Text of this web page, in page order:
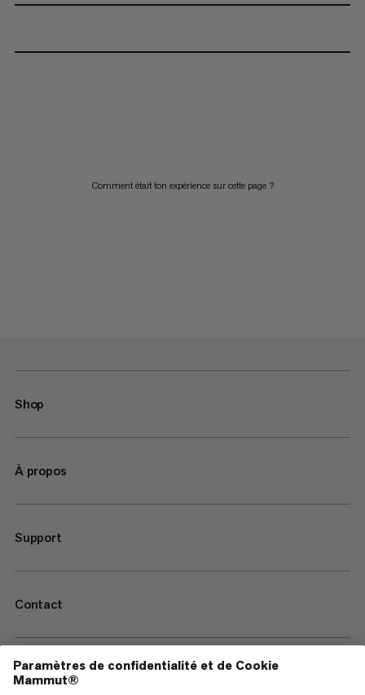
Comment était ton expérience sur cette page ?
Shop
À propos
Support
Contact